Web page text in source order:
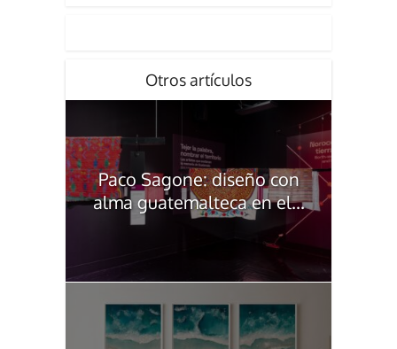
Otros artículos
Paco Sagone: diseño con
alma guatemalteca en el...